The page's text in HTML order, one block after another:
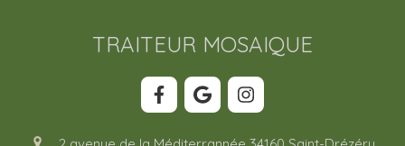
TRAITEUR MOSAIQUE